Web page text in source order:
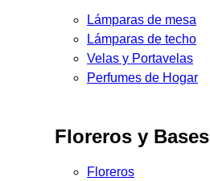
Lámparas de mesa
Lámparas de techo
Velas y Portavelas
Perfumes de Hogar
Floreros y Bases
Floreros